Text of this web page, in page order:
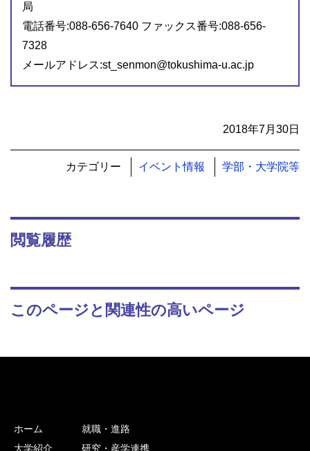
局
電話番号:088-656-7640 ファックス番号:088-656-
7328
メールアドレス:st_senmon@tokushima-u.ac.jp
2018年7月30日
カテゴリー イベント情報 学部・大学院等
閲覧履歴
このページと関連性の高いページ
ホーム
大学紹介
就職・進路
研究・産学連携